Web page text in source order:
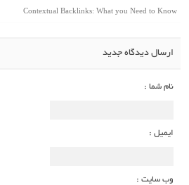
Contextual Backlinks: What you Need to Know
ارسال دیدگاه جدید
نام شما :
ایمیل :
وب سایت :